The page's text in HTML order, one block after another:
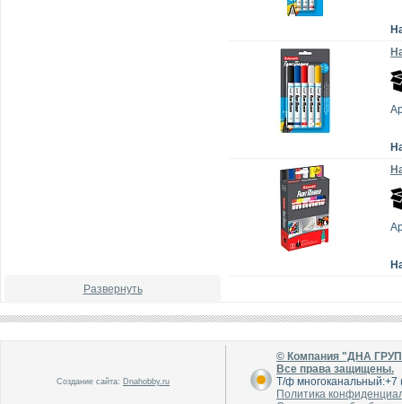
Развернуть
Создание сайта: Dnahobby.ru
© Компания "ДНА
Все права защищены.
Т/ф
Политика